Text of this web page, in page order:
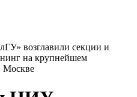
возглавили секции и
на крупнейшем
Москве